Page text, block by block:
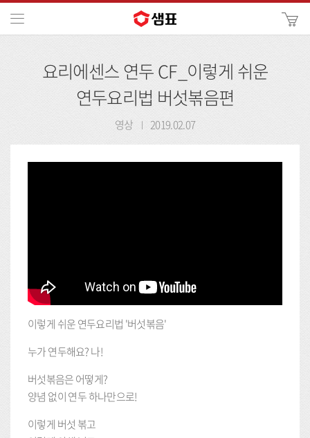
색
요리에센스 연두 CF_이렇게 쉬운
연두요리법 버섯볶음편
영상 2019.02.07
이렇게 쉬운 연두요리법 '버섯볶음'
누가 연두해요? 나!
버섯볶음은 어떻게?
양념 없이 연두 하나만으로!
이렇게 버섯 볶고